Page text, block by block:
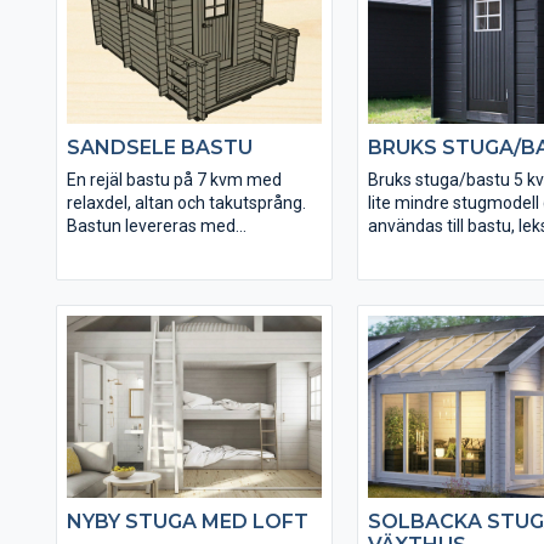
som tillval.
SANDSELE BASTU
En rejäl bastu på 7 kvm med
relaxdel, altan och takutsprång.
Bastun levereras med
BRUKS STUGA/
Bruks stuga/bastu 5
lite mindre stugmodell
användas till bastu,
NYBY STUGA MED LOFT
SOLBACKA